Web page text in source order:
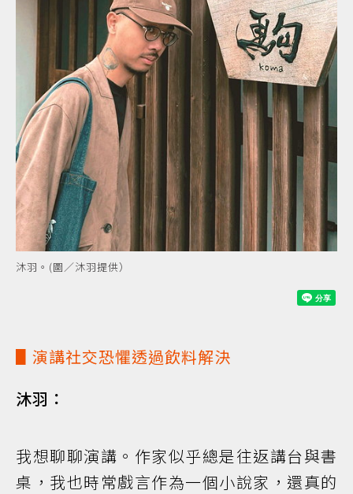
沐羽。(圖／沐羽提供）
▋演講社交恐懼透過飲料解決
沐羽：
我想聊聊演講。作家似乎總是往返講台與書
桌，我也時常戲言作為一個小說家，還真的